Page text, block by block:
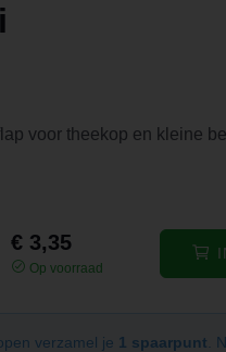
voor theekop en kleine
€ 3,35
Op voorraad
verzamel je 1 spaarpunt .